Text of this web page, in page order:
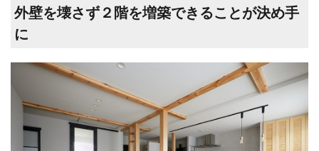
外壁を壊さず２階を増築できることが決め手
に